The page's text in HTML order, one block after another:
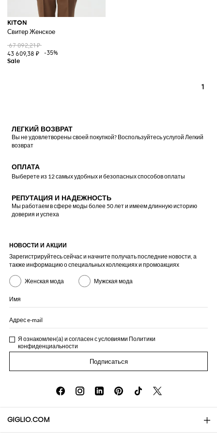
KITON
Свитер Женское
67 092,21 ₽
43 609,38 ₽
-35%
1
ЛЕГКИЙ ВОЗВРАТ
Вы не удовлетворены своей покупкой? Воспользуйтесь услугой Легкий
возврат
ОПЛАТА
Выберете из 12 самых удобных и безопасных способов оплаты
РЕПУТАЦИЯ И НАДЕЖНОСТЬ
Мы работаем в сфере моды более 50 лет и имеем длинную историю
доверия и успеха
НОВОСТИ И АКЦИИ
Зарегистрируйтесь сейчас и начните получать последние новости, а
также информацию о специальных коллекциях и промоакциях
Женская мода Мужская мода
Имя
Адрес e-mail
Я ознакомлен(а) и согласен с условиями Политики
конфиденциальности
Подписаться
GIGLIO.COM